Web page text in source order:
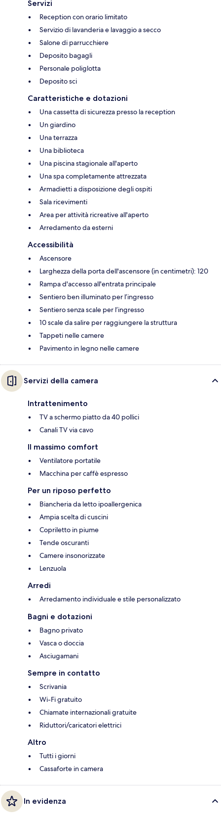
Servizi
Reception con orario limitato
Servizio di lavanderia e lavaggio a secco
Salone di parrucchiere
Deposito bagagli
Personale poliglotta
Deposito sci
Caratteristiche e dotazioni
Una cassetta di sicurezza presso la reception
Un giardino
Una terrazza
Una biblioteca
Una piscina stagionale all'aperto
Una spa completamente attrezzata
Armadietti a disposizione degli ospiti
Sala ricevimenti
Area per attività ricreative all'aperto
Arredamento da esterni
Accessibilità
Ascensore
Larghezza della porta dell'ascensore (in centimetri): 120
Rampa d'accesso all'entrata principale
Sentiero ben illuminato per l’ingresso
Sentiero senza scale per l’ingresso
10 scale da salire per raggiungere la struttura
Tappeti nelle camere
Pavimento in legno nelle camere
Servizi della camera
Intrattenimento
TV a schermo piatto da 40 pollici
Canali TV via cavo
Il massimo comfort
Ventilatore portatile
Macchina per caffè espresso
Per un riposo perfetto
Biancheria da letto ipoallergenica
Ampia scelta di cuscini
Copriletto in piume
Tende oscuranti
Camere insonorizzate
Lenzuola
Arredi
Arredamento individuale e stile personalizzato
Bagni e dotazioni
Bagno privato
Vasca o doccia
Asciugamani
Sempre in contatto
Scrivania
Wi-Fi gratuito
Chiamate internazionali gratuite
Riduttori/caricatori elettrici
Altro
Tutti i giorni
Cassaforte in camera
In evidenza